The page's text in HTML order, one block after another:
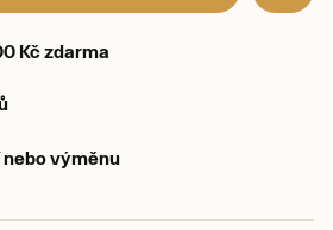
Kč zdarma
výměnu